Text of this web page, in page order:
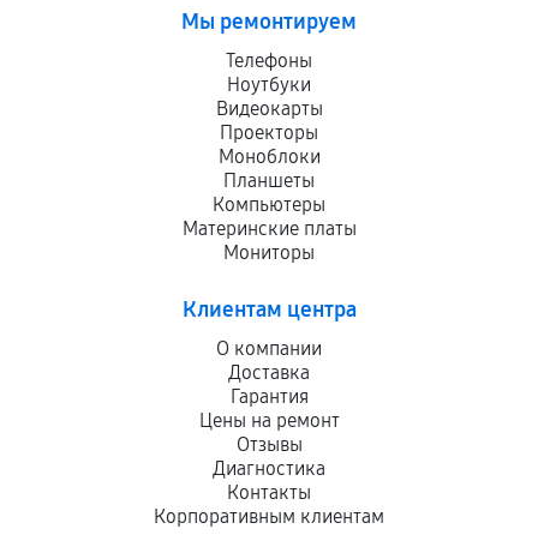
Мы ремонтируем
Телефоны
Ноутбуки
Видеокарты
Проекторы
Моноблоки
Планшеты
Компьютеры
Материнские платы
Мониторы
Клиентам центра
О компании
Доставка
Гарантия
Цены на ремонт
Отзывы
Диагностика
Контакты
Корпоративным клиентам